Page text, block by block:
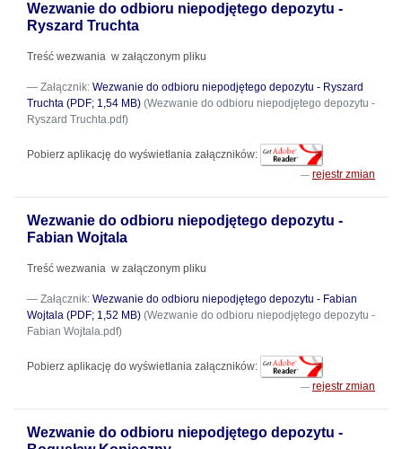
Wezwanie do odbioru niepodjętego depozytu -
Ryszard Truchta
Treść wezwania w załączonym pliku
Załącznik: Wezwanie do odbioru niepodjętego depozytu - Ryszard
Truchta (PDF; 1,54 MB) (Wezwanie do odbioru niepodjętego depozytu -
Ryszard Truchta.pdf)
Pobierz aplikację do wyświetlania załączników:
rejestr zmian
Wezwanie do odbioru niepodjętego depozytu -
Fabian Wojtala
Treść wezwania w załączonym pliku
Załącznik: Wezwanie do odbioru niepodjętego depozytu - Fabian
Wojtala (PDF; 1,52 MB) (Wezwanie do odbioru niepodjętego depozytu -
Fabian Wojtala.pdf)
Pobierz aplikację do wyświetlania załączników:
rejestr zmian
Wezwanie do odbioru niepodjętego depozytu -